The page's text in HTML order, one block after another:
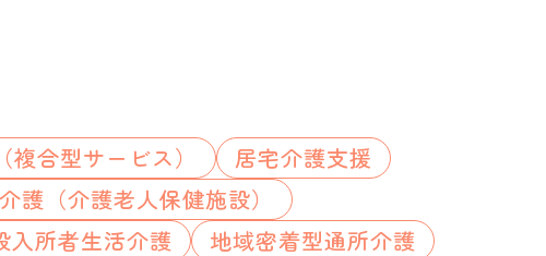
合型サービス）
居宅介護支援
護（介護老人保健施設）
入所者生活介護
地域密着型通所介護